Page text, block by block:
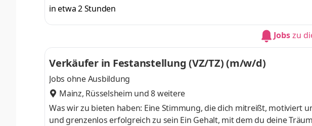
in etwa 2 Stunden
Jobszu
Verkäufer in Festanstellung (VZ/TZ) (m/w/d)
Jobs ohne Ausbildung
Mainz, Rüsselsheim und 8 weitere
Was wir zu bieten haben: Eine Stimmung, die dich mitreißt, motiviert und umhaut Die Chance
und grenzenlos erfolgreich zu sein Ein Gehalt, mit dem du deine Träume wahr werden lassen kannst Den Anreiz über